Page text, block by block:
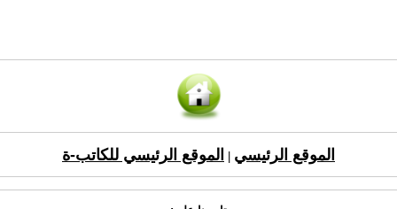
الموقع الرئيسي الموقع الرئيسي للكاتب-ة